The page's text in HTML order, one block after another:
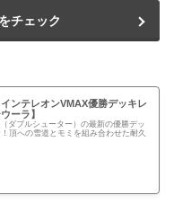
チェック
インテレオンVMAX優勝デッキレ
ーラ】
ダブルシューター）の最新の優勝デッ
頂への雪道とモミを組み合わせた耐久